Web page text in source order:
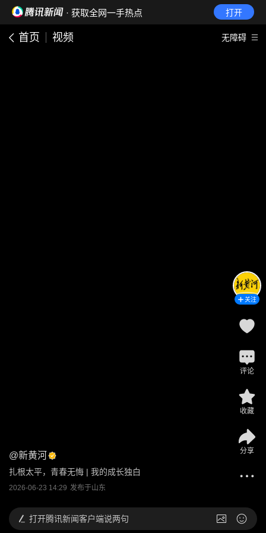
· 获取全网一手热点 打开
首页 视频 无障碍
@新黄河
扎根太平，青春无悔 | 我的成长独白
2026-06-23 14:29 发布于山东
关注
评论
收藏
分享
打开腾讯新闻客户端说两句